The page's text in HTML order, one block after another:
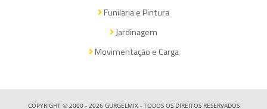
Funilaria e Pintura
Jardinagem
Movimentação e Carga
COPYRIGHT © 2000 - 2026 GURGELMIX - TODOS OS DIREITOS RESERVADOS